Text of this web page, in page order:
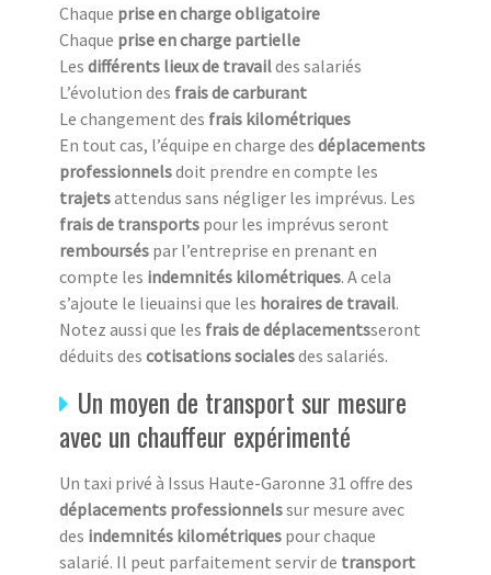
Chaque prise en charge obligatoire
Chaque prise en charge partielle
Les différents lieux de travaildes salariés
L’évolution des frais de carburant
Le changement des frais kilométriques
En tout cas, l’équipe en charge des déplacements
professionnelsdoit prendre en compte les
trajetsattendus sans négliger les imprévus. Les
frais de transports pour les imprévus seront
remboursés par l’entreprise en prenant en
compte les indemnités kilométriques. A cela
s’ajoute le lieuainsi que les horaires de travail.
Notez aussi que les frais de déplacementsseront
déduits des cotisations socialesdes salariés.
Un moyen de transport sur mesure
avec un chauffeur expérimenté
Un taxi privé à Issus Haute-Garonne 31 offre des
déplacements professionnelssur mesure avec
des indemnités kilométriques pour chaque
salarié. Il peut parfaitement servir de transport